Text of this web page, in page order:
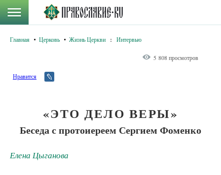
Главная Церковь Жизнь Церкви : Интервью
5 808 просмотров
Нравится
«ЭТО ДЕЛО ВЕРЫ»
Беседа с протоиереем Сергием Фоменко
Елена Цыганова